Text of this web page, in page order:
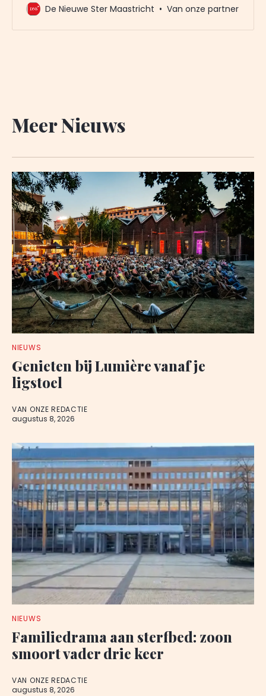
mailbox? Meld u dan gratis aan voor de nieuwbrief
van De Nieuwe Ster. Meer dan 20.000 trouwe lezers
gingen u al voor. Het enige wat wij van u vragen
De Nieuwe Ster Maastricht Van onze partner
Meer Nieuws
NIEUWS
Genieten bij Lumière vanaf je
ligstoel
VAN ONZE REDACTIE
augustus 8, 2026
NIEUWS
Familiedrama aan sterfbed: zoon
smoort vader drie keer
VAN ONZE REDACTIE
augustus 8, 2026